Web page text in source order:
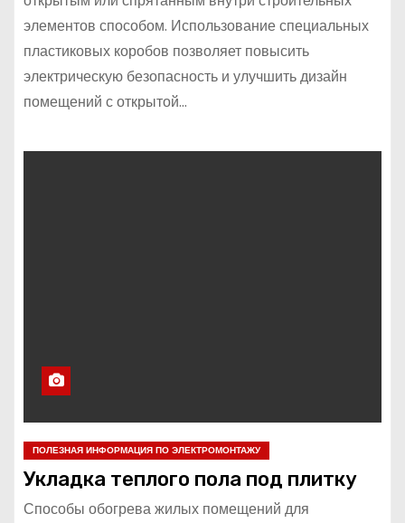
элементов способом. Использование специальных
пластиковых коробов позволяет повысить
электрическую безопасность и улучшить дизайн
помещений с открытой…
ПОЛЕЗНАЯ ИНФОРМАЦИЯ ПО ЭЛЕКТРОМОНТАЖУ
Укладка теплого пола под плитку
Способы обогрева жилых помещений для